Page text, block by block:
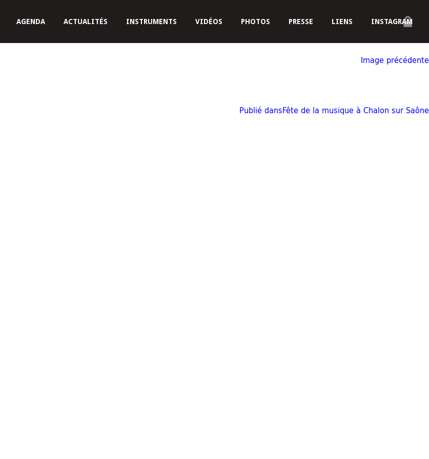
AGENDA ACTUALITÉS INSTRUMENTS VIDÉOS PHOTOS PRESSE LIENS INSTAGRAM
Image précédente
Publié dansFête de la musique à Chalon sur Saône